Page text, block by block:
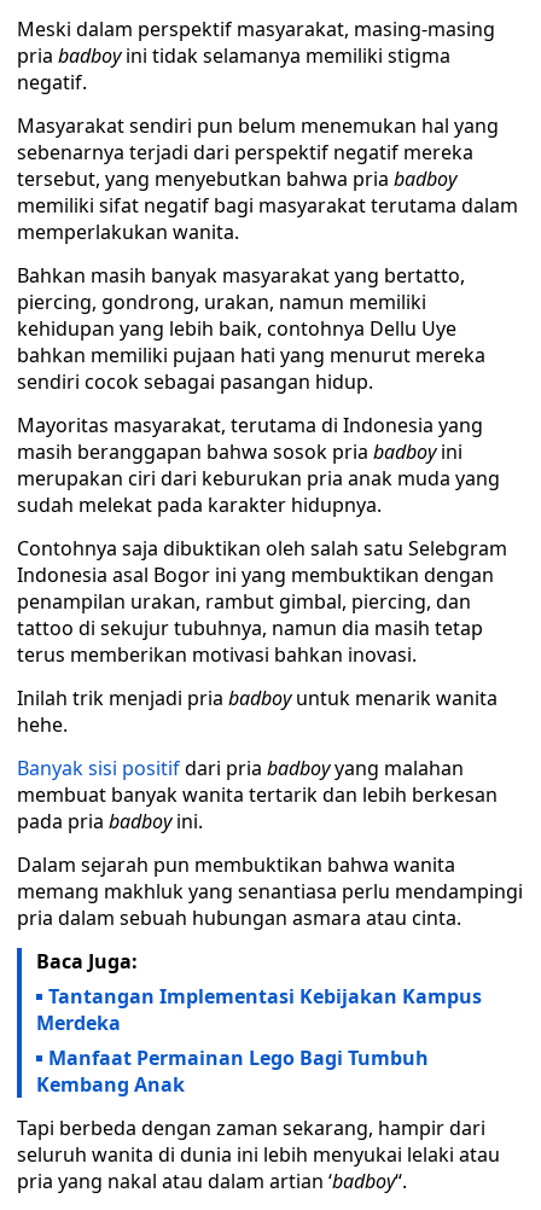
Meski dalam perspektif masyarakat, masing-masing
pria badboyini tidak selamanya memiliki stigma
negatif.
Masyarakat sendiri pun belum menemukan hal yang
sebenarnya terjadi dari perspektif negatif mereka
tersebut, yang menyebutkan bahwa pria badboy
memiliki sifat negatif bagi masyarakat terutama dalam
memperlakukan wanita.
Bahkan masih banyak masyarakat yang bertatto,
piercing, gondrong, urakan, namun memiliki
kehidupan yang lebih baik, contohnya Dellu Uye
bahkan memiliki pujaan hati yang menurut mereka
sendiri cocok sebagai pasangan hidup.
Mayoritas masyarakat, terutama di Indonesia yang
masih beranggapan bahwa sosok pria badboyini
merupakan ciri dari keburukan pria anak muda yang
sudah melekat pada karakter hidupnya.
Contohnya saja dibuktikan oleh salah satu Selebgram
Indonesia asal Bogor ini yang membuktikan dengan
penampilan urakan, rambut gimbal, piercing, dan
tattoo di sekujur tubuhnya, namun dia masih tetap
terus memberikan motivasi bahkan inovasi.
Inilah trik menjadi pria badboyuntuk menarik wanita
hehe.
Banyak sisi positifdari pria badboyyang malahan
membuat banyak wanita tertarik dan lebih berkesan
pada pria badboyini.
Dalam sejarah pun membuktikan bahwa wanita
memang makhluk yang senantiasa perlu mendampingi
pria dalam sebuah hubungan asmara atau cinta.
Baca Juga:
Tantangan Implementasi Kebijakan Kampus
Merdeka
Manfaat Permainan Lego Bagi Tumbuh
Kembang Anak
Tapi berbeda dengan zaman sekarang, hampir dari
seluruh wanita di dunia ini lebih menyukai lelaki atau
pria yang nakal atau dalam artian ‘badboy“.